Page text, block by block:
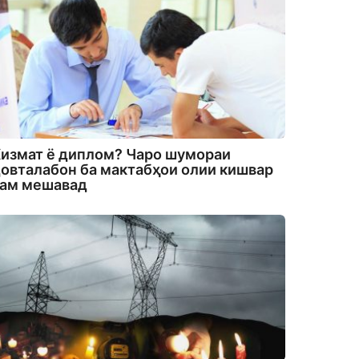
ё диплом? Чаро шумораи
ба мактабҳои олии кишвар
мешавад